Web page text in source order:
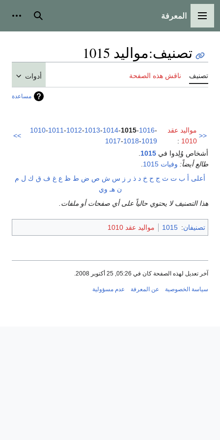
القائمة الرئيسية
المعرفة بحث
تصنيف:مواليد 1015
تصنيف ناقش هذه الصفحة أدوات
مساعدة
<<
مواليد عقد
1010
:
1010-1011-1012-1013-1014-1015-1016-
1017-1018-1019
>>
أشخاص وُلِدوا في 1015
طالع أيضاً: وفيات 1015
أعلى أ ب ت ث ج ح خ د ذ ر ز س ش ص ض ط ظ ع غ ف ق ك ل م
ن هـ وي
هذا التصنيف لا يحتوي حالياً على أي صفحات أو ملفات.
تصنيفان:
1015 مواليد عقد 1010
آخر تعديل لهذه الصفحة كان في 05:26, 25 أكتوبر 2008.
سياسة الخصوصية عن المعرفة عدم مسؤولية